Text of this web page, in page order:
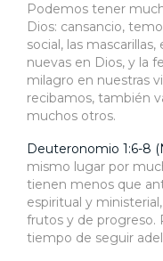
Podemos tener
Dios: cansancio,
social, las
nuevas en Dios, y la
milagro en nuestras
recibamos, también
muchos otros.
Deuteronomio 1:6-8
mismo lugar por
tienen menos que
espiritual y
frutos y de progreso.
tiempo de seguir